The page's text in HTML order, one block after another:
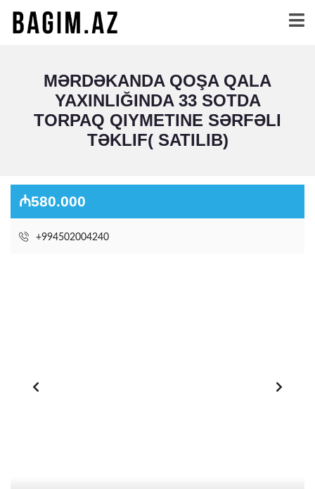
MƏRDƏKANDA QOŞA QALA
YAXINLIĞINDA 33 SOTDA
TORPAQ QIYMETINE SƏRFƏLI
TƏKLIF( SATILIB)
₼580.000
+994502004240